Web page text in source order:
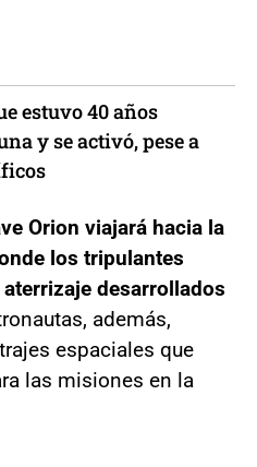
estuvo 40 años
y se activó, pese a
Orion viajará hacia la
los tripulantes
desarrollados
además,
espaciales que
las misiones en la